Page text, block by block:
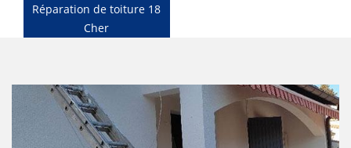
Réparation de toiture 18
Cher